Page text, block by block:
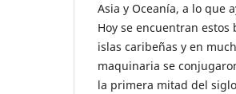
Asia y Oceanía, a lo que
Hoy se encuentran estos
islas caribeñas y en
maquinaria se
la primera mitad del